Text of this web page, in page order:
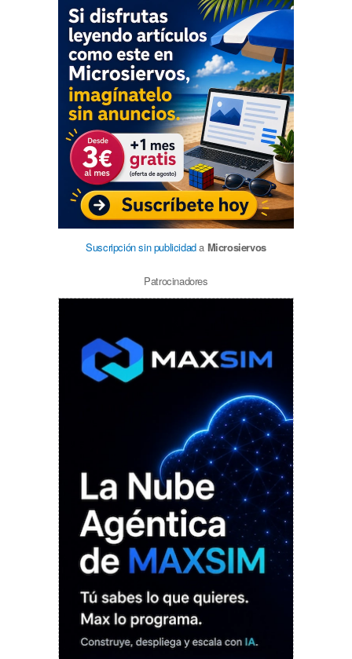
Suscripción sin publicidada Microsiervos
Patrocinadores